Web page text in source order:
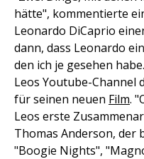
hätte", kommentierte
Leonardo DiCaprio
dann, dass Leonardo
den ich je gesehen
Leos Youtube-Channel
für seinen neuen Film.
Leos erste
Thomas Anderson, der
"Boogie Nights",